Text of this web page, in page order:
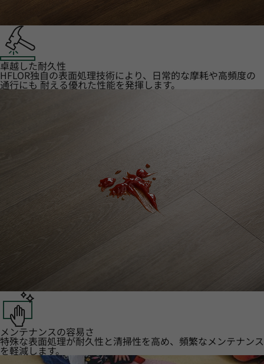
卓越した耐久性
HFLOR独自の表面処理技術により、日常的な摩耗や高頻度の
通行にも 耐える優れた性能を発揮します。
メンテナンスの容易さ
特殊な表面処理が耐久性と清掃性を高め、頻繁なメンテナンス
を軽減します。